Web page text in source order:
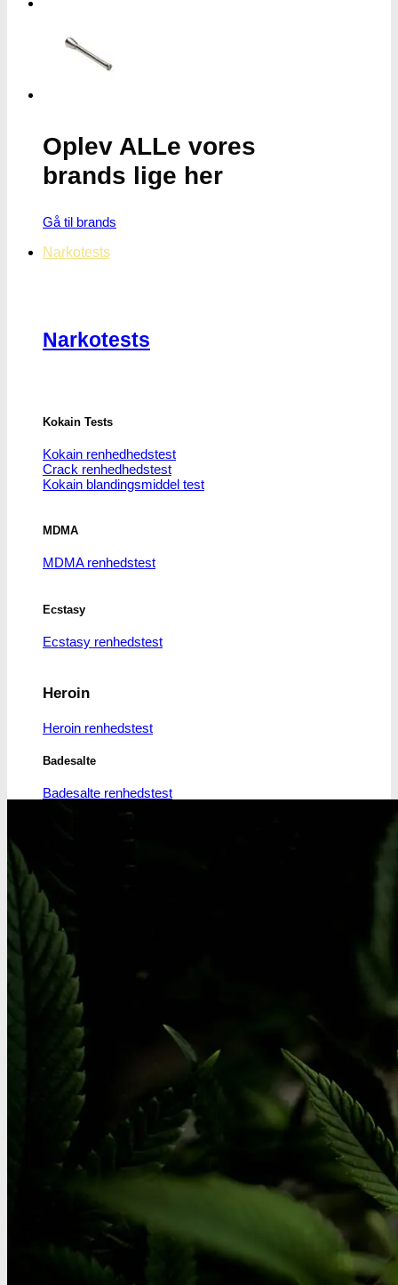
Oplev ALLe vores
brands lige her
Gå til brands
Narkotests
Narkotests
Kokain Tests
Kokain renhedhedstest
Crack renhedhedstest
Kokain blandingsmiddel test
MDMA
MDMA renhedstest
Ecstasy
Ecstasy renhedstest
Heroin
Heroin renhedstest
Badesalte
Badesalte renhedstest
Benzodiazepiner
Benzoer renhedstest
GHB/Hætter
GHB/Hætter renhedstest
Ketamin
Ketamin renhedstest
MCPP
Opiater renhedstest